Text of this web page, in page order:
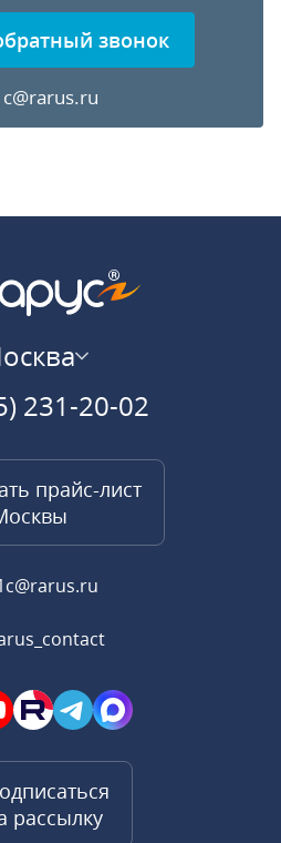
звонок
231-20-02
прайс-лист
рассылку